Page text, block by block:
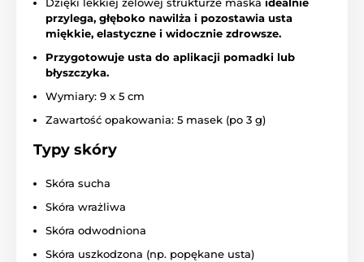
przylega, głęboko nawilża i pozostawia usta
miękkie, elastyczne i widocznie zdrowsze.
Przygotowuje usta do aplikacji pomadki lub
błyszczyka.
Wymiary: 9 x 5 cm
Zawartość opakowania: 5 masek (po 3 g)
Typy skóry
Skóra sucha
Skóra wrażliwa
Skóra odwodniona
Skóra uszkodzona (np. popękane usta)